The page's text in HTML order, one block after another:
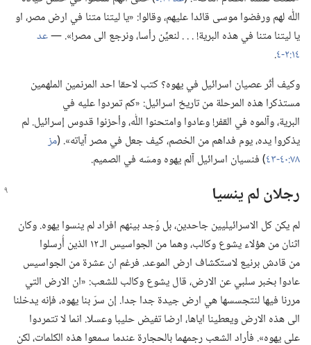
اللّٰه لهم ورفضوا موسى قائدا عليهم،‏ وقالوا:‏ «يا ليتنا متنا في ارض مصر،‏ او
يا ليتنا متنا في هذه البرية!‏ .‏ .‏ .‏ لنعيِّن رأسا،‏ ونرجع الى مصر!‏».‏ —‏عد
١٤:‏٢-‏٤
‏.‏
وكيف أثّر عصيان اسرائيل في يهوه؟‏ كتب لاحقا احد المرنمين الملهمين
مستذكرا هذه المرحلة من تاريخ اسرائيل:‏ «كم تمردوا عليه في
البرية،‏ وآلموه في القفر!‏ وعادوا وامتحنوا اللّٰه،‏ وأحزنوا قدوس إسرائيل.‏ لم
يذكروا يده،‏ يوم فداهم من الخصم،‏ كيف جعل في مصر آياته».‏ (‏مز
٧٨:‏٤٠-‏٤٣
‏)‏ فنسيان اسرائيل آلم يهوه ومسّه في الصميم.‏
رجلان لم ينسيا
لم يكن كل الاسرائيليين جاحدين،‏ بل وُجد بينهم افراد لم ينسوا يهوه.‏ وكان
اثنان من هؤلاء يشوع وكالب،‏ وهما من الجواسيس الـ‍ ١٢ الذين أُرسلوا
من قادش برنيع لاستكشاف ارض الموعد.‏ فرغم ان عشرة من الجواسيس
عادوا بخبر سلبي عن الارض،‏ قال يشوع وكالب للشعب:‏ «ان الارض التي
مررنا فيها لنتجسسها هي ارض جيدة جدا جدا.‏ إن سرّ بنا يهوه،‏ فإنه يدخلنا
الى هذه الارض ويعطينا اياها،‏ ارضا تفيض حليبا وعسلا.‏ انما لا تتمردوا
على يهوه».‏ فأراد الشعب رجمهما بالحجارة عندما سمعوا هذه الكلمات،‏ لكن